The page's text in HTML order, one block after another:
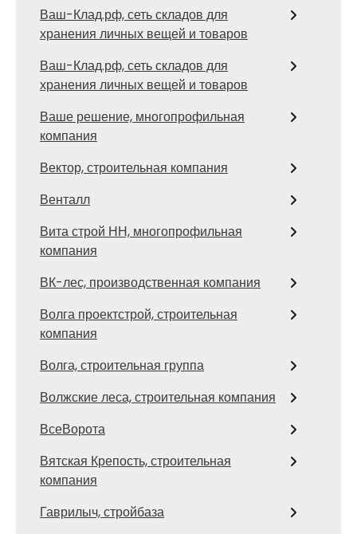
Ваш-Клад.рф, сеть складов для
хранения личных вещей и товаров
Ваш-Клад.рф, сеть складов для
хранения личных вещей и товаров
Ваше решение, многопрофильная
компания
Вектор, строительная компания
Венталл
Вита строй НН, многопрофильная
компания
ВК-лес, производственная компания
Волга проектстрой, строительная
компания
Волга, строительная группа
Волжские леса, строительная компания
ВсеВорота
Вятская Крепость, строительная
компания
Гаврилыч, стройбаза